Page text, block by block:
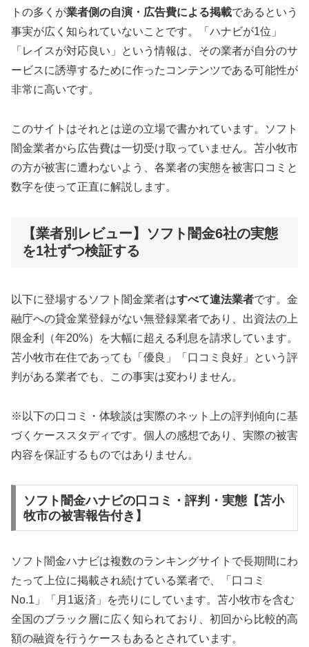
トの多くが業者側の自演・広告費による掲載であるという
事実が広く知られていないことです。「ハナビが1位」
「レイスが対応良い」という情報は、その業者が自分のサ
ービスに誘導するために作ったコンテンツである可能性が
非常に高いです。
このサイトはそれとは逆の立場で書かれています。ソフト
闇金業者から広告費は一切受け取っていません。苫小牧市
の方が被害に遭わないよう、各業者の実態を被害口コミと
数字を使って正直に解説します。
【業者別レビュー】ソフト闇金6社の実態
を1社ずつ検証する
以下に登場するソフト闇金業者はすべて違法業者です。金
融庁への貸金業登録がない無登録業者であり、出資法の上
限金利（年20%）を大幅に超える利息を請求しています。
苫小牧市在住であっても「優良」「口コミ良好」という評
判がある業者でも、この事実は変わりません。
※以下の口コミ・体験談は実際のネット上の評判傾向に基
づくケーススタディです。個人の感想であり、実際の被害
内容を保証するものではありません。
ソフト闇金ハナビの口コミ・評判・実態【苫小
牧市の被害報告付き】
ソフト闇金ハナビは複数のランキングサイトで長期間にわ
たって上位に掲載され続けている業者で、「口コミ
No.1」「月1返済」を売りにしています。苫小牧市を含む
全国のブラック層に広く知られており、初回から比較的高
額の融資を行うケースもあるとされています。